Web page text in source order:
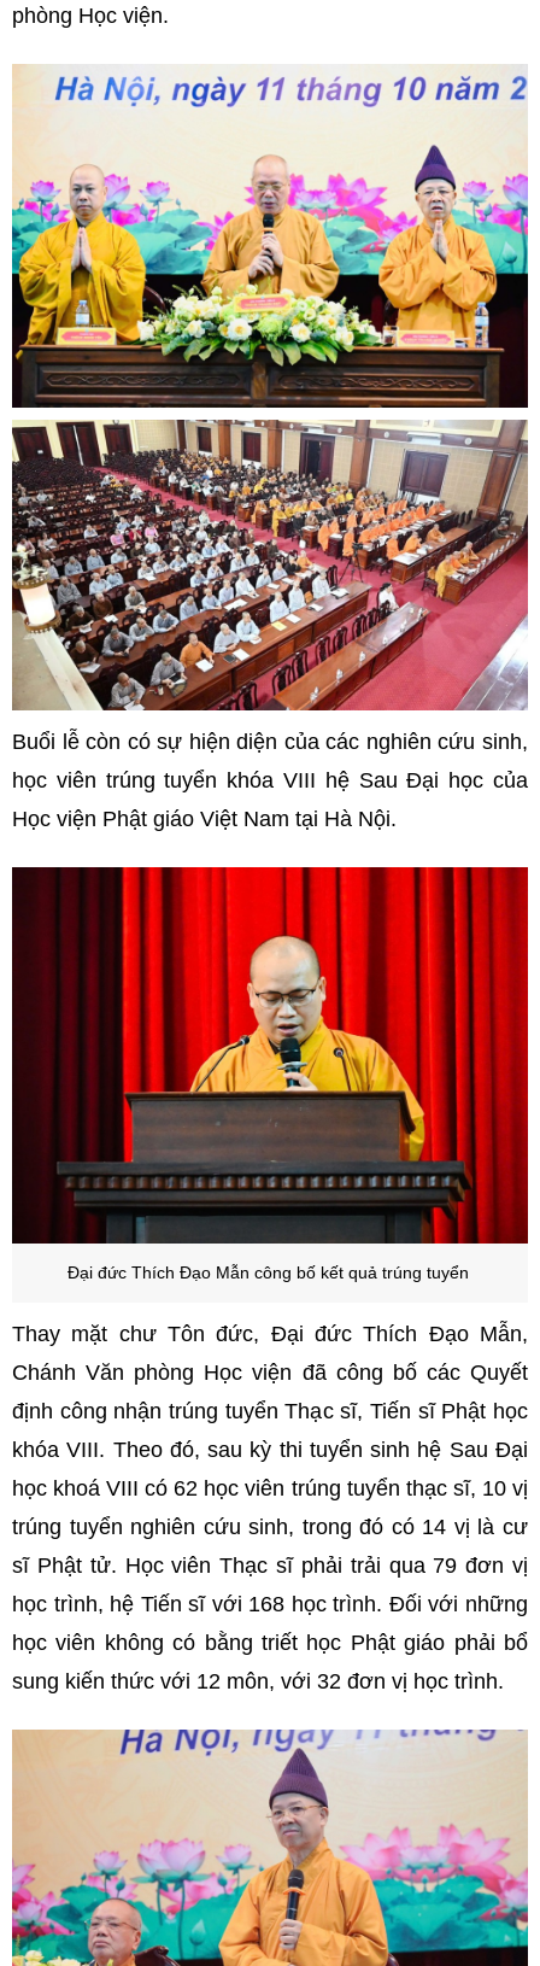
phòng Học viện.
Buổi lễ còn có sự hiện diện của các nghiên cứu sinh,
học viên trúng tuyển khóa VIII hệ Sau Đại học của
Học viện Phật giáo Việt Nam tại Hà Nội.
Đại đức Thích Đạo Mẫn công bố kết quả trúng tuyển
Thay mặt chư Tôn đức, Đại đức Thích Đạo Mẫn,
Chánh Văn phòng Học viện đã công bố các Quyết
định công nhận trúng tuyển Thạc sĩ, Tiến sĩ Phật học
khóa VIII. Theo đó, sau kỳ thi tuyển sinh hệ Sau Đại
học khoá VIII có 62 học viên trúng tuyển thạc sĩ, 10 vị
trúng tuyển nghiên cứu sinh, trong đó có 14 vị là cư
sĩ Phật tử. Học viên Thạc sĩ phải trải qua 79 đơn vị
học trình, hệ Tiến sĩ với 168 học trình. Đối với những
học viên không có bằng triết học Phật giáo phải bổ
sung kiến thức với 12 môn, với 32 đơn vị học trình.